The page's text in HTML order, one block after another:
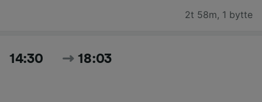
2t 58m, 1 bytte
14:30 18:03